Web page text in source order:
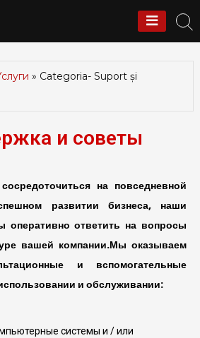
Outsourcing
» Categoria- Suport și
и советы
на повседневной
развитии бизнеса, наши
оперативно ответить на вопросы
вашей компании.Мы оказываем
и вспомогательные
и обслуживании:
системы и / или